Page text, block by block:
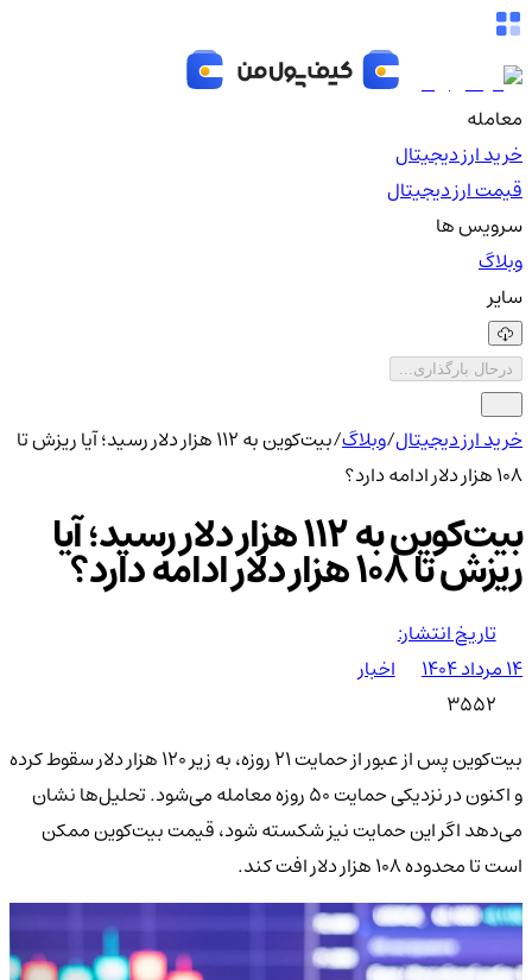
معامله
خرید ارز دیجیتال
قیمت ارز دیجیتال
سرویس ها
وبلاگ
سایر
درحال بارگذاری...
خرید ارز دیجیتال/وبلاگ/
بیت‌کوین به ۱۱۲ هزار دلار رسید؛ آیا ریزش تا
۱۰۸ هزار دلار ادامه دارد؟
بیت‌کوین به ۱۱۲ هزار دلار رسید؛ آیا
ریزش تا ۱۰۸ هزار دلار ادامه دارد؟
تاریخ انتشار:
۱۴ مرداد ۱۴۰۴
اخبار
3552
بیت‌کوین پس از عبور از حمایت ۲۱ روزه، به زیر ۱۲۰ هزار دلار سقوط کرده
و اکنون در نزدیکی حمایت ۵۰ روزه معامله می‌شود. تحلیل‌ها نشان
می‌دهد اگر این حمایت نیز شکسته شود، قیمت بیت‌کوین ممکن
است تا محدوده ۱۰۸ هزار دلار افت کند.